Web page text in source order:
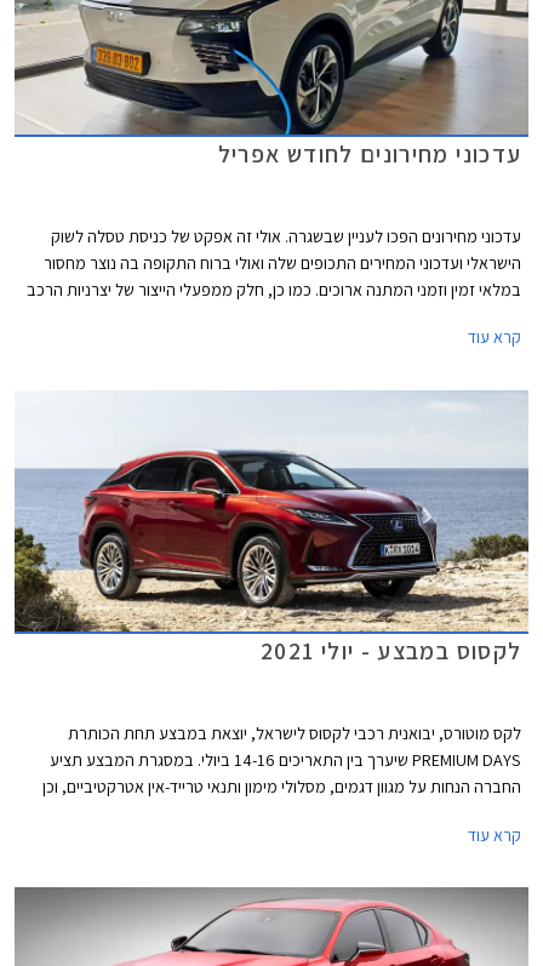
עדכוני מחירונים לחודש אפריל
עדכוני מחירונים הפכו לעניין שבשגרה. אולי זה אפקט של כניסת טסלה לשוק
הישראלי ועדכוני המחירים התכופים שלה ואולי ברוח התקופה בה נוצר מחסור
במלאי זמין וזמני המתנה ארוכים. כמו כן, חלק ממפעלי הייצור של יצרניות הרכב
קרא עוד
לקסוס במבצע - יולי 2021
לקס מוטורס, יבואנית רכבי לקסוס לישראל, יוצאת במבצע תחת הכותרת
PREMIUM DAYS שיערך בין התאריכים 14-16 ביולי. במסגרת המבצע תציע
החברה הנחות על מגוון דגמים, מסלולי מימון ותנאי טרייד-אין אטרקטיביים, וכן
קרא עוד